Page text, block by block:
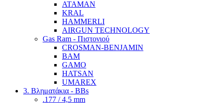
ATAMAN
KRAL
HAMMERLI
AIRGUN TECHNOLOGY
Gas Ram - Πιστονιού
CROSMAN-BENJAMIN
BAM
GAMO
HATSAN
UMAREX
3. Βληματάκια - BBs
.177 / 4,5 mm